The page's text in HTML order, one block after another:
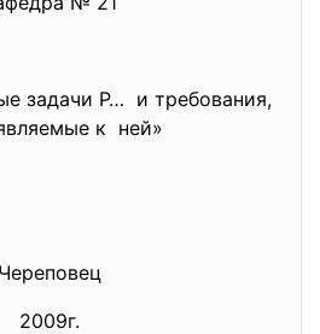
задачи Р… и требования,
к ней»
Череповец
2009г.